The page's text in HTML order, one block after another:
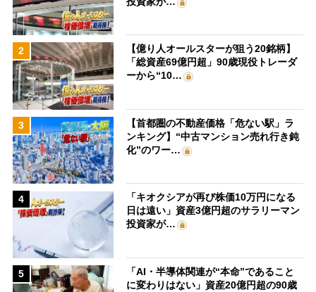
2
【億り人オールスターが狙う20銘柄】
「総資産69億円超」90歳現役トレーダ
ーから“10…
3
【首都圏の不動産価格「危ない駅」ラ
ンキング】“中古マンション売れ行き鈍
化”のワー…
4
「キオクシアが再び株価10万円になる
日は遠い」資産3億円超のサラリーマン
投資家が…
5
「AI・半導体関連が“本命”であること
に変わりはない」資産20億円超の90歳